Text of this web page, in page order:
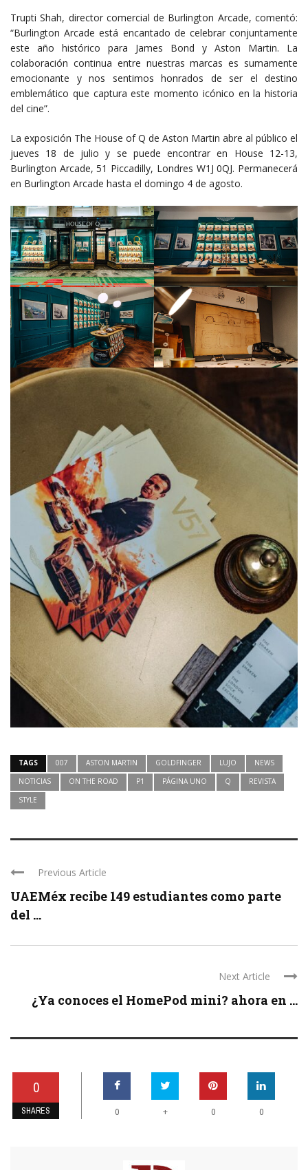
Trupti Shah, director comercial de Burlington Arcade, comentó:
“Burlington Arcade está encantado de celebrar conjuntamente
este año histórico para James Bond y Aston Martin. La
colaboración continua entre nuestras marcas es sumamente
emocionante y nos sentimos honrados de ser el destino
emblemático que captura este momento icónico en la historia
del cine”.
La exposición The House of Q de Aston Martin abre al público el
jueves 18 de julio y se puede encontrar en House 12-13,
Burlington Arcade, 51 Piccadilly, Londres W1J 0QJ. Permanecerá
en Burlington Arcade hasta el domingo 4 de agosto.
TAGS 007 ASTON MARTIN GOLDFINGER LUJO
NEWS
NOTICIAS
ON THE ROAD P1 PÁGINA UNO Q
REVISTA
STYLE
Previous Article
UAEMéx recibe 149 estudiantes como parte
del ...
Next Article
¿Ya conoces el HomePod mini? ahora en ...
0
SHARES 0 + 0 0